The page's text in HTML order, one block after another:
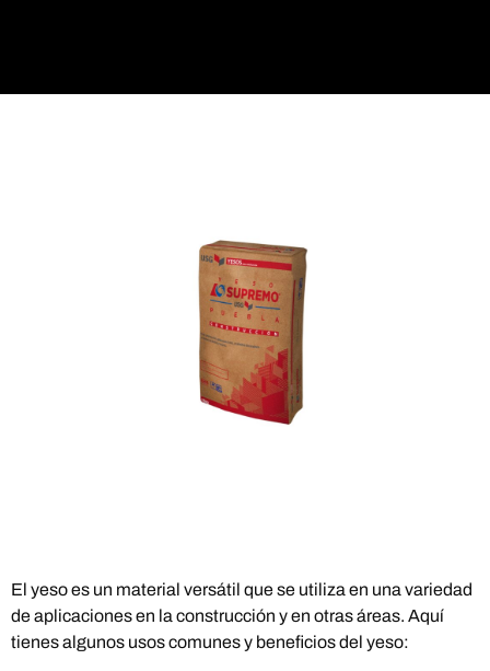
El yeso es un material versátil que se utiliza en una variedad
de aplicaciones en la construcción y en otras áreas. Aquí
tienes algunos usos comunes y beneficios del yeso: